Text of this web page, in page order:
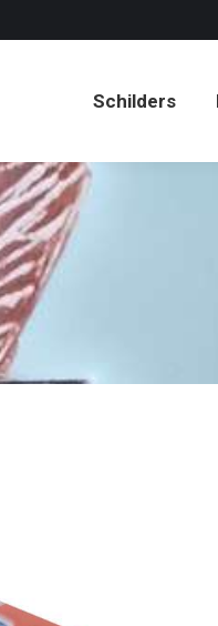
Schilders
Schilders